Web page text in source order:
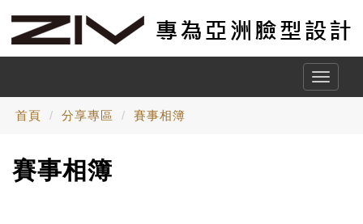
Toggle
首頁 分享專區 賽事相簿
賽事相簿